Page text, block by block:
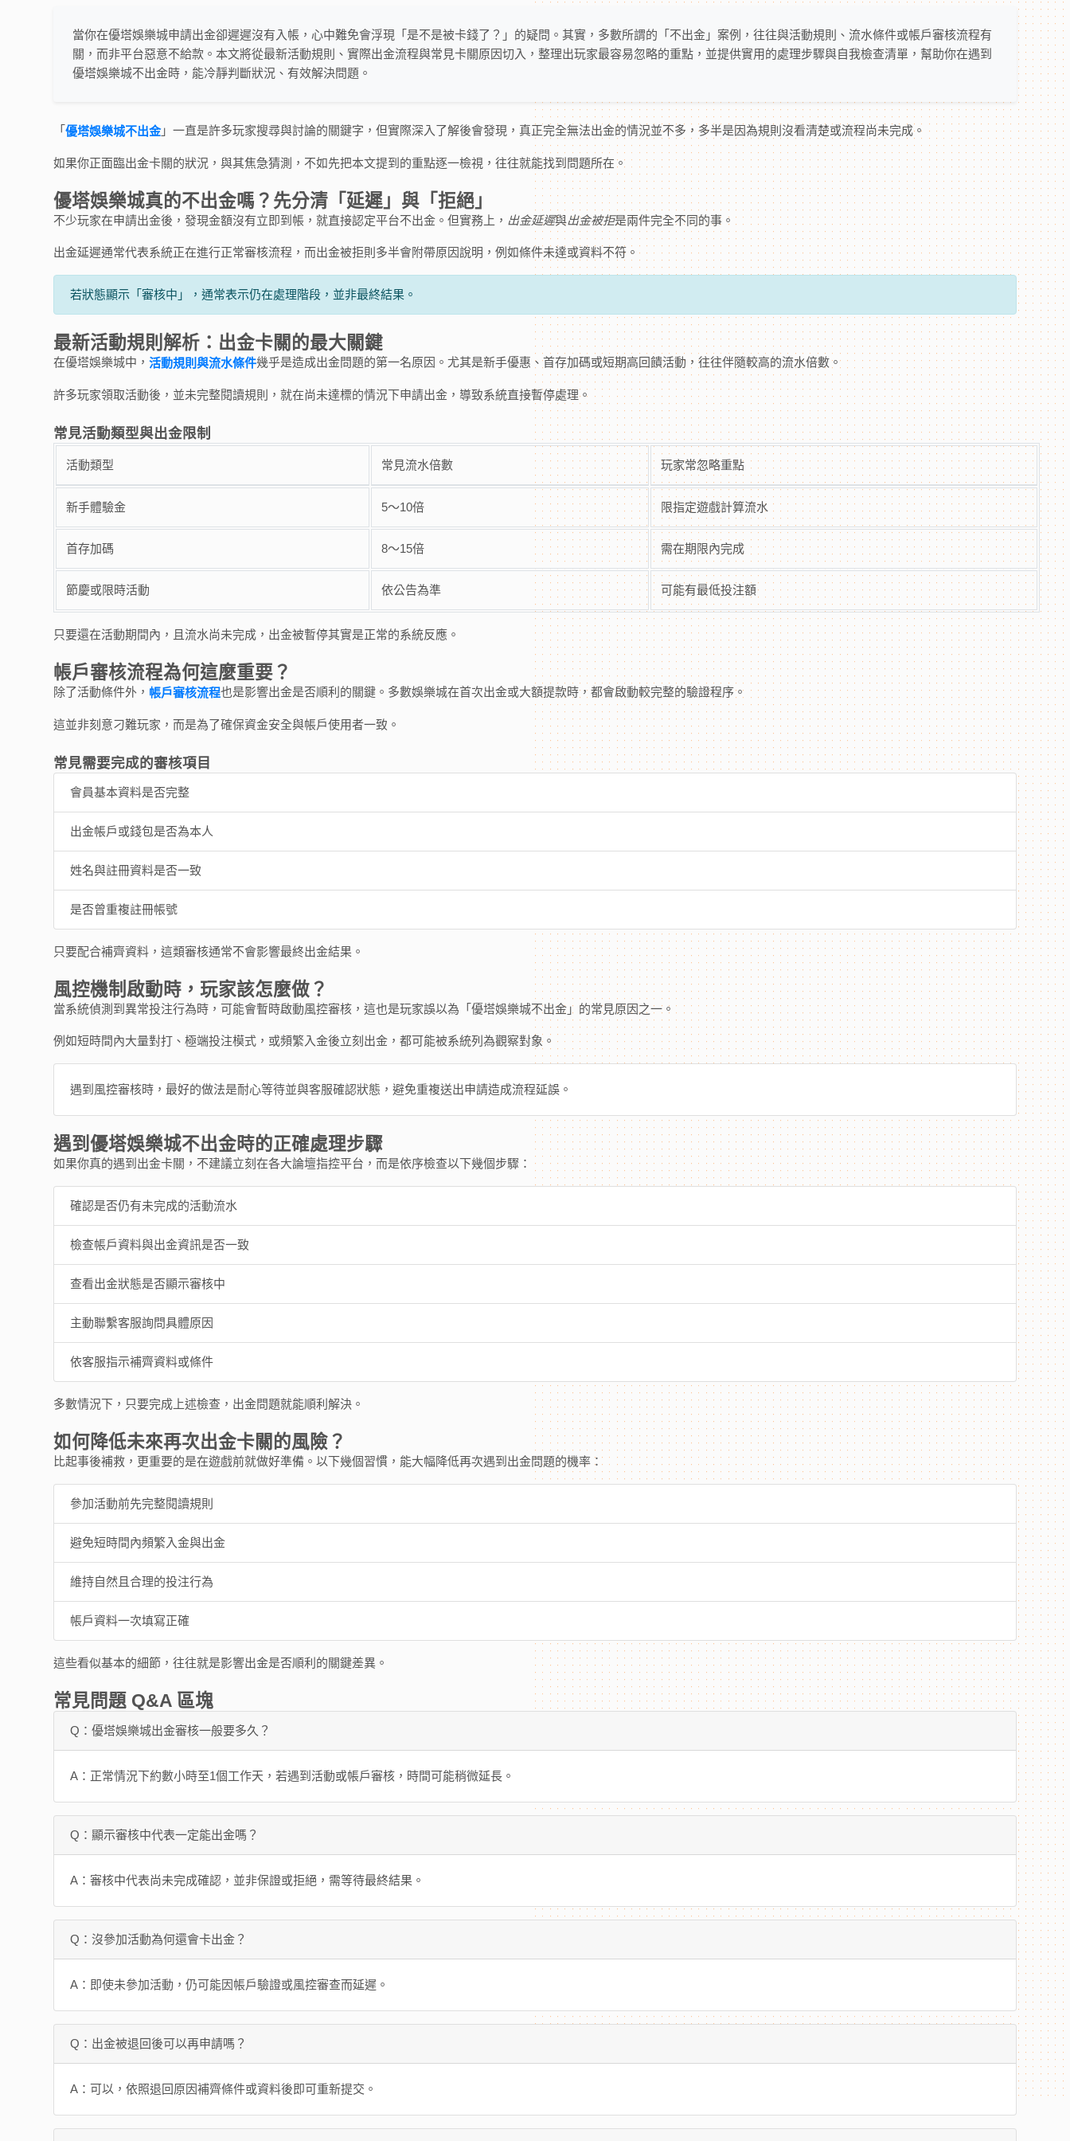
當你在優塔娛樂城申請出金卻遲遲沒有入帳，心中難免會浮現「是不是被卡錢了？」的疑問。其實，多數所謂的「不出金」案例，往往與活動規則、流水條件或帳戶審核流程有
關，而非平台惡意不給款。本文將從最新活動規則、實際出金流程與常見卡關原因切入，整理出玩家最容易忽略的重點，並提供實用的處理步驟與自我檢查清單，幫助你在遇到
優塔娛樂城不出金時，能冷靜判斷狀況、有效解決問題。
「優塔娛樂城不出金」一直是許多玩家搜尋與討論的關鍵字，但實際深入了解後會發現，真正完全無法出金的情況並不多，多半是因為規則沒看清楚或流程尚未完成。
如果你正面臨出金卡關的狀況，與其焦急猜測，不如先把本文提到的重點逐一檢視，往往就能找到問題所在。
優塔娛樂城真的不出金嗎？先分清「延遲」與「拒絕」
不少玩家在申請出金後，發現金額沒有立即到帳，就直接認定平台不出金。但實務上， 出金延遲與出金被拒是兩件完全不同的事。
出金延遲通常代表系統正在進行正常審核流程，而出金被拒則多半會附帶原因說明，例如條件未達或資料不符。
若狀態顯示「審核中」，通常表示仍在處理階段，並非最終結果。
最新活動規則解析：出金卡關的最大關鍵
在優塔娛樂城中，活動規則與流水條件幾乎是造成出金問題的第一名原因。尤其是新手優惠、首存加碼或短期高回饋活動，往往伴隨較高的流水倍數。
許多玩家領取活動後，並未完整閱讀規則，就在尚未達標的情況下申請出金，導致系統直接暫停處理。
常見活動類型與出金限制
活動類型 常見流水倍數 玩家常忽略重點
新手體驗金 5～10倍 限指定遊戲計算流水
首存加碼 8～15倍 需在期限內完成
節慶或限時活動 依公告為準 可能有最低投注額
只要還在活動期間內，且流水尚未完成，出金被暫停其實是正常的系統反應。
帳戶審核流程為何這麼重要？
除了活動條件外， 帳戶審核流程也是影響出金是否順利的關鍵。多數娛樂城在首次出金或大額提款時，都會啟動較完整的驗證程序。
這並非刻意刁難玩家，而是為了確保資金安全與帳戶使用者一致。
常見需要完成的審核項目
會員基本資料是否完整
出金帳戶或錢包是否為本人
姓名與註冊資料是否一致
是否曾重複註冊帳號
只要配合補齊資料，這類審核通常不會影響最終出金結果。
風控機制啟動時，玩家該怎麼做？
當系統偵測到異常投注行為時，可能會暫時啟動風控審核，這也是玩家誤以為「優塔娛樂城不出金」的常見原因之一。
例如短時間內大量對打、極端投注模式，或頻繁入金後立刻出金，都可能被系統列為觀察對象。
遇到風控審核時，最好的做法是耐心等待並與客服確認狀態，避免重複送出申請造成流程延誤。
遇到優塔娛樂城不出金時的正確處理步驟
如果你真的遇到出金卡關，不建議立刻在各大論壇指控平台，而是依序檢查以下幾個步驟：
確認是否仍有未完成的活動流水
檢查帳戶資料與出金資訊是否一致
查看出金狀態是否顯示審核中
主動聯繫客服詢問具體原因
依客服指示補齊資料或條件
多數情況下，只要完成上述檢查，出金問題就能順利解決。
如何降低未來再次出金卡關的風險？
比起事後補救，更重要的是在遊戲前就做好準備。以下幾個習慣，能大幅降低再次遇到出金問題的機率：
參加活動前先完整閱讀規則
避免短時間內頻繁入金與出金
維持自然且合理的投注行為
帳戶資料一次填寫正確
這些看似基本的細節，往往就是影響出金是否順利的關鍵差異。
常見問題 Q&A 區塊
Q：優塔娛樂城出金審核一般要多久？
A：正常情況下約數小時至1個工作天，若遇到活動或帳戶審核，時間可能稍微延長。
Q：顯示審核中代表一定能出金嗎？
A：審核中代表尚未完成確認，並非保證或拒絕，需等待最終結果。
Q：沒參加活動為何還會卡出金？
A：即使未參加活動，仍可能因帳戶驗證或風控審查而延遲。
Q：出金被退回後可以再申請嗎？
A：可以，依照退回原因補齊條件或資料後即可重新提交。